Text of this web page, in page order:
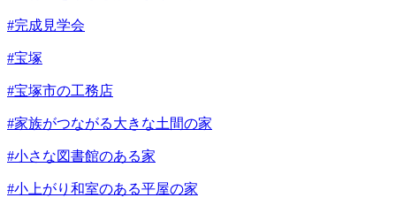
#完成見学会
#宝塚
#宝塚市の工務店
#家族がつながる大きな土間の家
#小さな図書館のある家
#小上がり和室のある平屋の家